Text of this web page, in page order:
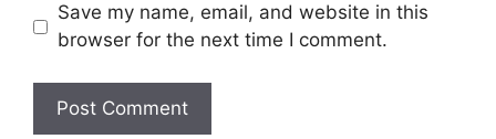
Save my name, email, and website in this
browser for the next time I comment.